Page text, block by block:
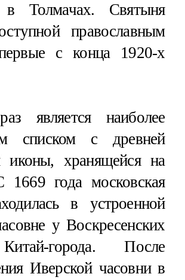
в Толмачах. Святыня
православным
с конца 1920-х
является наиболее
списком с древней
иконы, хранящейся на
года московская
в устроенной
у Воскресенских
города. После
Иверской часовни в